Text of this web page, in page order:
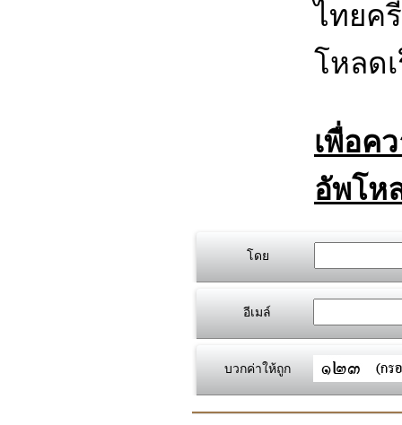
ไทยค
โหลด
เพื่อค
อัพโห
โดย
อีเมล์
บวกค่าให้ถูก